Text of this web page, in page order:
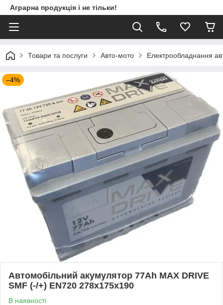
Аграрна продукція і не тільки!
Товари та послуги Авто-мото Електрообладнання
–4%
Автомобільний акумулятор 77Ah MAX DRIVE
SMF (-/+) EN720 278x175x190
В наявності